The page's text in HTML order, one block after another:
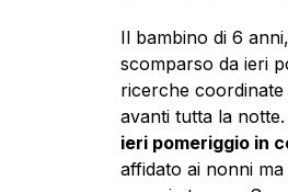
Il bambino di 6 anni,
scomparso da ieri
ricerche
avanti tutta la
ieri pomeriggio in
affidato ai nonni